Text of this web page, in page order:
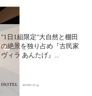
"1日1組限定"大自然と棚田
の絶景を独り占め『古民家
ヴィラ あんたげ』...
HOTEL 2020.11.4